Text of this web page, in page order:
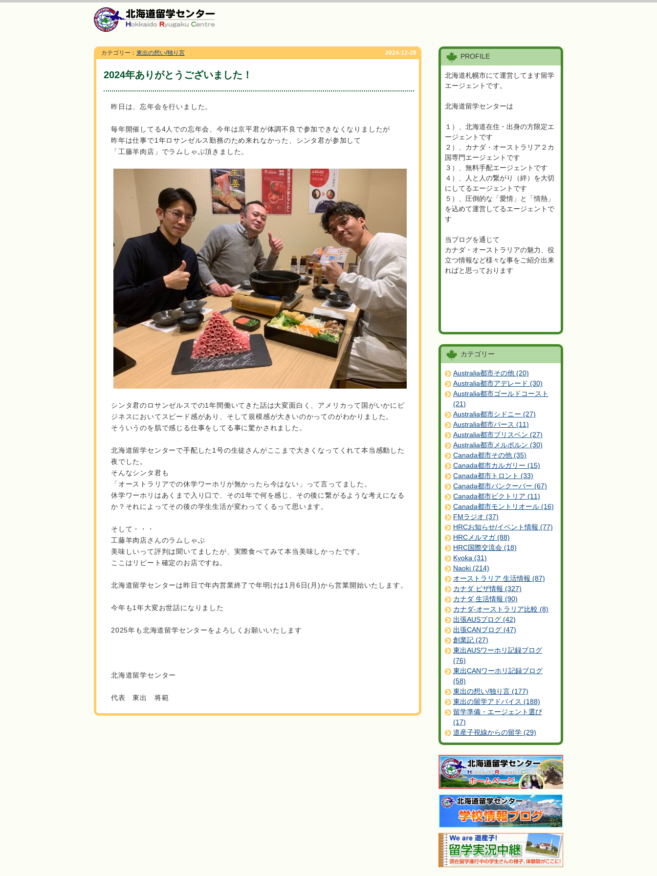
カテゴリー： 東出の想い/独り言 2024-12-28
2024年ありがとうございました！
昨日は、忘年会を行いました。
毎年開催してる4人での忘年会、今年は京平君が体調不良で参加できなくなりましたが
昨年は仕事で1年ロサンゼルス勤務のため来れなかった、シンタ君が参加して
「工藤羊肉店」でラムしゃぶ頂きました。
シンタ君のロサンゼルスでの1年間働いてきた話は大変面白く、アメリカって国がいかにビ
ジネスにおいてスピード感があり、そして規模感が大きいのかってのがわかりました。
そういうのを肌で感じる仕事をしてる事に驚かされました。
北海道留学センターで手配した1号の生徒さんがここまで大きくなってくれて本当感動した
夜でした。
そんなシンタ君も
「オーストラリアでの休学ワーホリが無かったら今はない」って言ってました。
休学ワーホリはあくまで入り口で、その1年で何を感じ、その後に繋がるような考えになる
か？それによってその後の学生生活が変わってくるって思います。
そして・・・
工藤羊肉店さんのラムしゃぶ
美味しいって評判は聞いてましたが、実際食べてみて本当美味しかったです。
ここはリピート確定のお店ですね。
北海道留学センターは昨日で年内営業終了で年明けは1月6日(月)から営業開始いたします。
今年も1年大変お世話になりました
2025年も北海道留学センターをよろしくお願いいたします
北海道留学センター
代表 東出 将範
PROFILE
北海道札幌市にて運営してます留学
エージェントです。
北海道留学センターは
１）、北海道在住・出身の方限定エ
ージェントです
２）、カナダ・オーストラリア２カ
国専門エージェントです
３）、無料手配エージェントです
４）、人と人の繋がり（絆）を大切
にしてるエージェントです
５）、圧倒的な「愛情」と「情熱」
を込めて運営してるエージェントで
す
当ブログを通じて
カナダ・オーストラリアの魅力、役
立つ情報など様々な事をご紹介出来
ればと思っております
カテゴリー
Australia都市その他 (20)
Australia都市アデレード (30)
Australia都市ゴールドコースト
(21)
Australia都市シドニー (27)
Australia都市パース (11)
Australia都市ブリスベン (27)
Australia都市メルボルン (30)
Canada都市その他 (35)
Canada都市カルガリー (15)
Canada都市トロント (33)
Canada都市バンクーバー (67)
Canada都市ビクトリア (11)
Canada都市モントリオール (16)
FMラジオ (37)
HRCお知らせ/イベント情報 (77)
HRCメルマガ (88)
HRC国際交流会 (18)
Kyoka (31)
Naoki (214)
オーストラリア 生活情報 (87)
カナダ ビザ情報 (327)
カナダ 生活情報 (90)
カナダ-オーストラリア比較 (8)
出張AUSブログ (42)
出張CANブログ (47)
創業記 (27)
東出AUSワーホリ記録ブログ
(76)
東出CANワーホリ記録ブログ
(58)
東出の想い/独り言 (177)
東出の留学アドバイス (188)
留学準備・エージェント選び
(17)
道産子視線からの留学 (29)